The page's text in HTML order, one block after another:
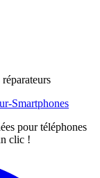
pour téléphones
clic !